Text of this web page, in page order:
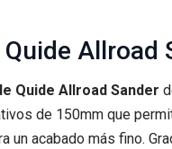
Allroad
Quide Allroad Sander
de 150mm que
un acabado más fino.